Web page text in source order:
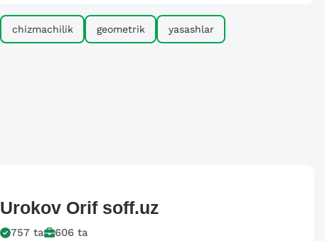
chizmachilik geometrik yasashlar
Urokov Orif soff.uz
757 ta 606 ta